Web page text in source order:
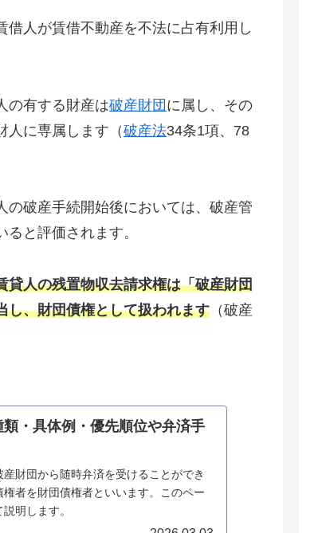
人が賃借不動産を不法に占有利用し
の有する財産は破産財団 に属し、その
人に専属します（破産法34条1項、78
破産手続開始後においては、破産管
と評価されます。
貸人の残置物収去請求権は「破産財団
し、財団債権として扱われます （破産
・具体例・優先順位や弁済手
財団から随時弁済を受けることができ
者を財団債権者といいます。このペー
明します。